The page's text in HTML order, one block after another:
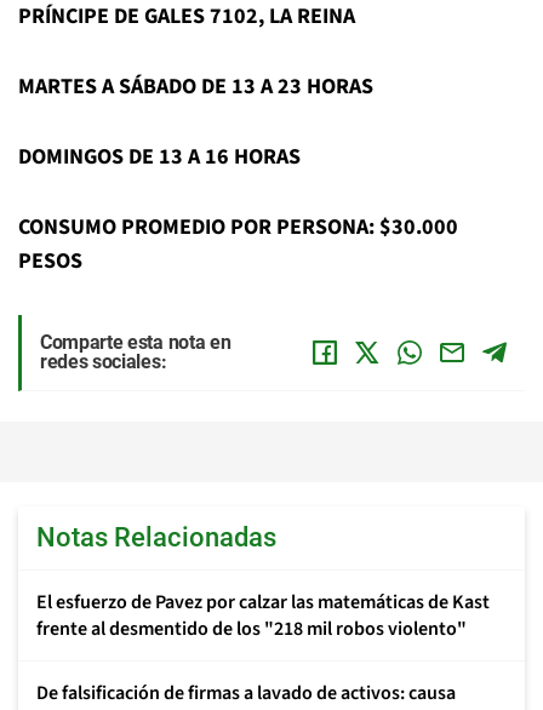
PRÍNCIPE DE GALES 7102, LA REINA
MARTES A SÁBADO DE 13 A 23 HORAS
DOMINGOS DE 13 A 16 HORAS
CONSUMO PROMEDIO POR PERSONA: $30.000
PESOS
Comparte esta nota en
redes sociales:
Notas Relacionadas
El esfuerzo de Pavez por calzar las matemáticas de Kast
frente al desmentido de los "218 mil robos violento"
De falsificación de firmas a lavado de activos: causa